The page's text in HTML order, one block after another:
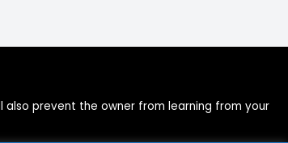
prevent the owner from learning from your